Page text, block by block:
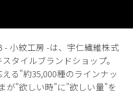
- 小紋工房 -は、宇仁繊維株式
タイルブランドショップ。
る"約35,000種のラインナッ
が"欲しい時"に"欲しい量"を